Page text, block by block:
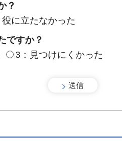
？
役に立たなかった
ですか？
3：見つけにくかった